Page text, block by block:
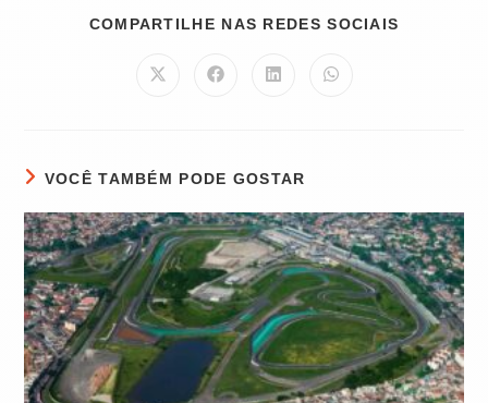
COMPARTILHE NAS REDES SOCIAIS
Abre
Abre
Abre
Abre
VOCÊ TAMBÉM PODE GOSTAR